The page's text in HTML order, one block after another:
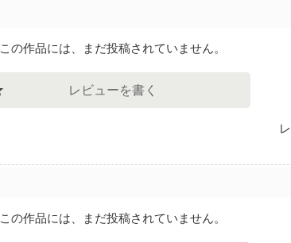
この作品には、まだ投稿されていません。
レビューを書く
この作品には、まだ投稿されていません。